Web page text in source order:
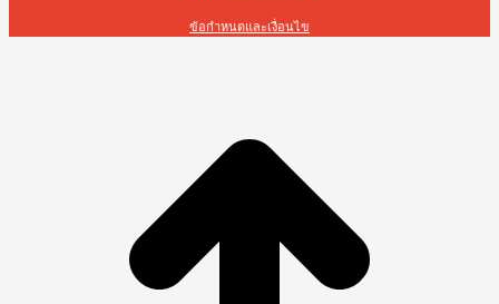
ข้อกำหนดและเงื่อนไข